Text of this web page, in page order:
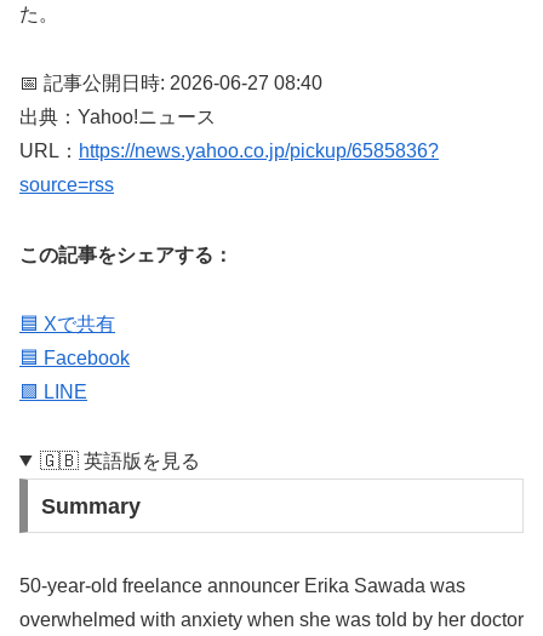
た。
📅 記事公開日時: 2026-06-27 08:40
出典：Yahoo!ニュース
URL： https://news.yahoo.co.jp/pickup/6585836?
source=rss
この記事をシェアする：
🟦 Xで共有
🟦 Facebook
🟩 LINE
🇬🇧 英語版を見る
Summary
50-year-old freelance announcer Erika Sawada was
overwhelmed with anxiety when she was told by her doctor